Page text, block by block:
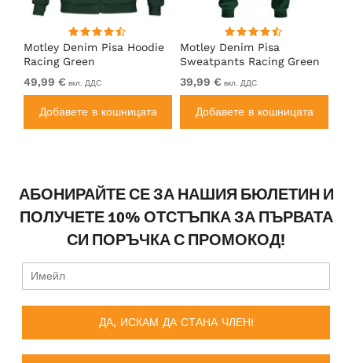
Motley Denim Pisa Hoodie
Racing Green
49,99 € вкл. ДДС
Добавете в кошницата
Motley Denim Pisa
Sweatpants Racing Green
39,99 € вкл. ДДС
Добавете в кошницата
АБОНИРАЙТЕ СЕ ЗА НАШИЯ БЮЛЕТИН И
ПОЛУЧЕТЕ 10% ОТСТЪПКА ЗА ПЪРВАТА
СИ ПОРЪЧКА С ПРОМОКОД!
ДА, ИСКАМ ДА СТАНА ЧЛЕН!